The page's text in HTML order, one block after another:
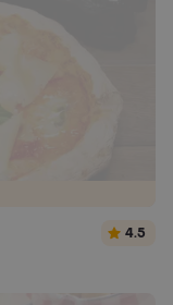
4.5